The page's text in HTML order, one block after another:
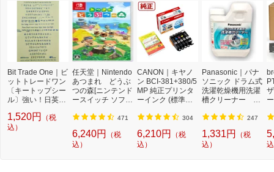
Bit Trade One｜ビ
ットトレードワン
〔キートップシー
ル〕強い！日英対
プシールセット ブ
ルー DYKTSBL
1,520円
（税
込）
任天堂｜Nintendo
あつまれ どうぶ
つの森[ニンテンド
ースイッチ ソフ
471
6,240円
（税
込）
CANON｜キヤノ
ン BCI-381+380/5
MP 純正プリンタ
ーインク (標準容
3813805MP] 304
6,210円
（税
込）
Panasonic｜パナ
ソニック ドラム式
洗濯乾燥機用洗濯
槽クリーナー N-
機 洗浄 洗剤 750m
l NW2]【rb_pcp】
247
1,331円
（税
込）
T